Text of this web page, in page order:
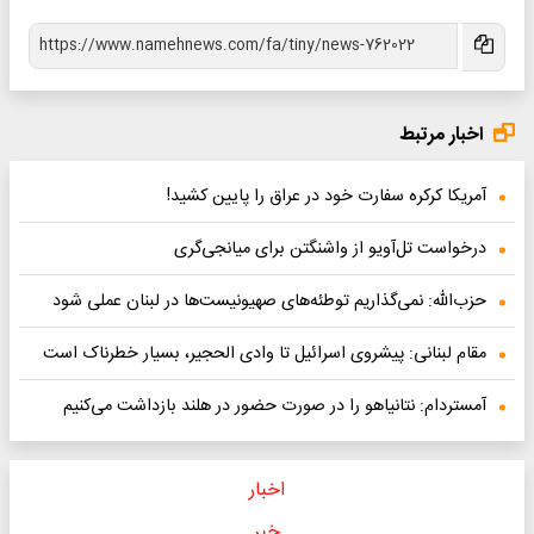
اخبار مرتبط
آمریکا کرکره سفارت خود در عراق را پایین کشید!
درخواست تل‌آویو از واشنگتن برای میانجی‌گری
حزب‌الله: نمی‌گذاریم توطئه‌های صهیونیست‌ها در لبنان عملی شود
مقام لبنانی: پیشروی اسرائیل تا وادی الحجیر، بسیار خطرناک است
آمستردام: نتانیاهو را در صورت حضور در هلند بازداشت می‌کنیم
اخبار